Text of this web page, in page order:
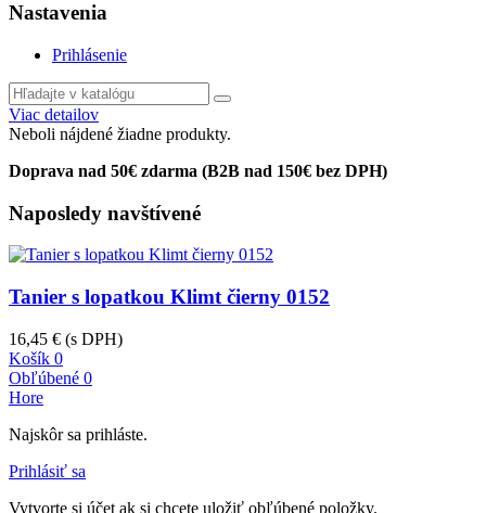
Nastavenia
Prihlásenie
Viac detailov
Neboli nájdené žiadne produkty.
Doprava nad 50€ zdarma (B2B nad 150€ bez DPH)
Naposledy navštívené
Tanier s lopatkou Klimt čierny 0152
16,45 € (s DPH)
Košík 0
Obľúbené 0
Hore
Najskôr sa prihláste.
Prihlásiť sa
Vytvorte si účet ak si chcete uložiť obľúbené položky.